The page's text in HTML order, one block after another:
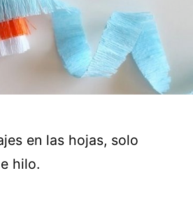
en las hojas, solo
hilo.